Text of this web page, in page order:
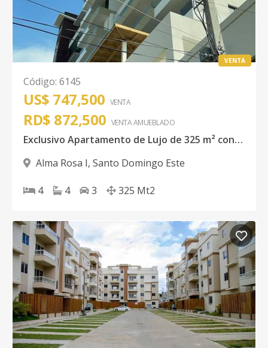
VENTA
Código: 6145
US$ 747,500 VENTA
RD$ 872,500 VENTA AMUEBLADO
Exclusivo Apartamento de Lujo de 325 m² con Acabados Premium y Domótica Inteligente
Alma Rosa I, Santo Domingo Este
4 4 3 325 Mt2